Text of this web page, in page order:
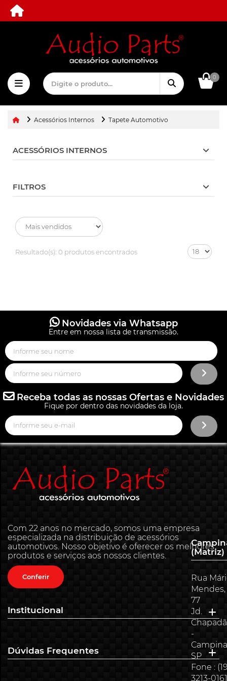
0
Acessórios Internos Tapete Automotivo
ACESSÓRIOS INTERNOS
FILTROS
Resultado(s): 0 produtos encontrados
Novidades via Whatsapp
Entre em nossa lista de transmissão.
Receba todas as nossas Ofertas e Novidades
Fique por dentro das novidades da loja.
Com 22 anos no mercado, somos uma empresa
especializada na distribuição de acessórios
automotivos. Nosso objetivo é oferecer os melhores
produtos e serviços aos nossos clientes.
Conferir
Institucional
Dúvidas Frequentes
(Matriz)
Rua
Mendes,
77
Jd.
-
SP
Fone :
3213-0161